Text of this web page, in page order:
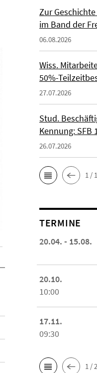
Zur
im Band der
06.08.2026
Wiss.
50%-
27.07.2026
Stud.
Kennung: SFB
26.07.2026
1 /
TERMINE
20.04. - 15.08.
20.10.
10:00
17.11.
09:30
1 / 2